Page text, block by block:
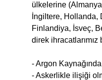
ülkelerine
İngiltere, Hollanda,
Finlandiya, İsveç,
direk ihracatlarımız
- Argon
- Askerlikle ilişiği